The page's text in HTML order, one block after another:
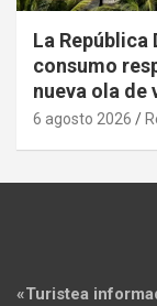
La República
consumo
nueva ola de
6 agosto 2026
«Turistea